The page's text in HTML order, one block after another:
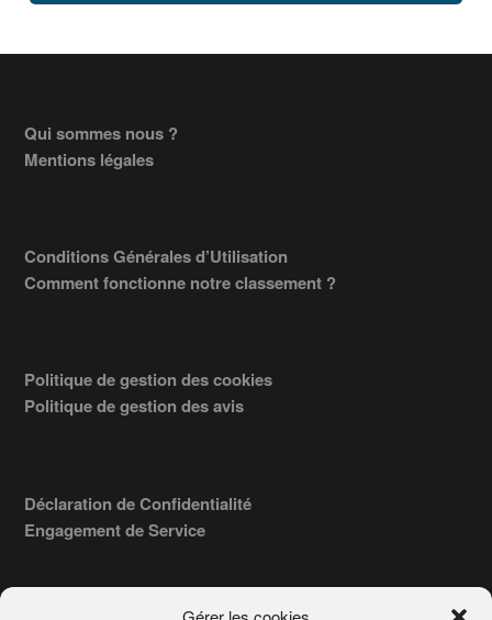
Footer
Qui sommes nous ?
Mentions légales
Conditions Générales d’Utilisation
Comment fonctionne notre classement ?
Politique de gestion des cookies
Politique de gestion des avis
Déclaration de Confidentialité
Engagement de Service